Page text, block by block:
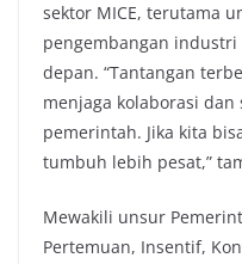
sektor MICE, terutama
pengembangan
depan. “Tantangan
menjaga kolaborasi
pemerintah. Jika kita
tumbuh lebih pesat,”
Mewakili unsur
Pertemuan, Insentif,